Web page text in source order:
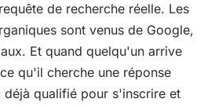
de recherche réelle. Les
sont venus de Google,
Et quand quelqu'un arrive
qu'il cherche une réponse
qualifié pour s'inscrire et